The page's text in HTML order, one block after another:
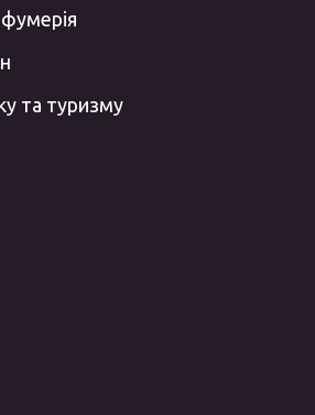
та туризму